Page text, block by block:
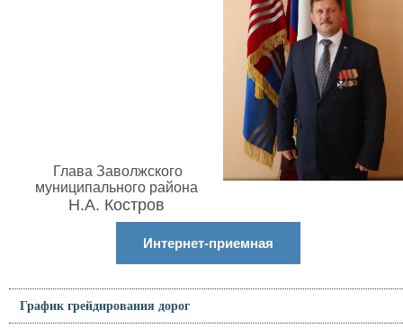
Глава Заволжского
муниципального района
Н.А. Костров
Интернет-приемная
График грейдирования дорог